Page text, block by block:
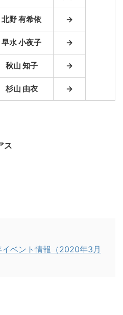
北野 有希依 →
早水 小夜子 →
秋山 知子 →
杉山 由衣 →
ス
イベント情報（2020年3月